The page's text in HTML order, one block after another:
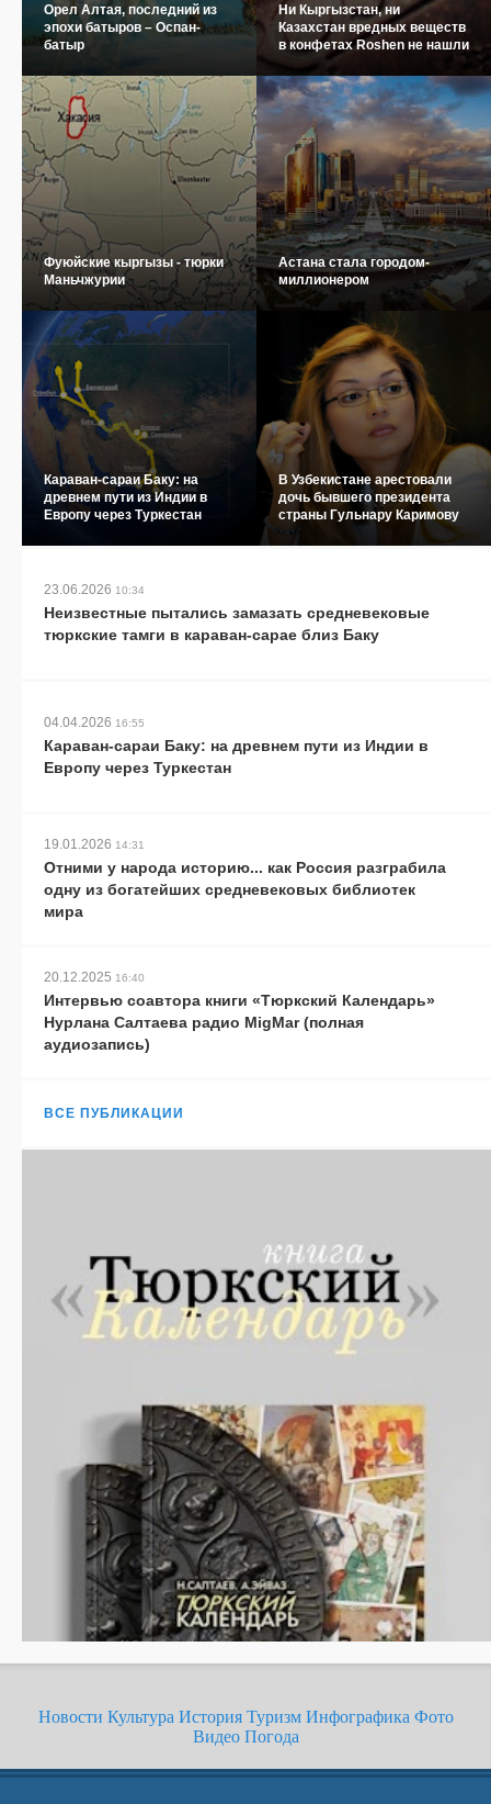
Орел Алтая, последний из
эпохи батыров – Оспан-
батыр
Ни Кыргызстан, ни
Казахстан вредных веществ
в конфетах Roshen не нашли
Фуюйские кыргызы - тюрки
Маньчжурии
Астана стала городом-
миллионером
Караван-сараи Баку: на
древнем пути из Индии в
Европу через Туркестан
В Узбекистане арестовали
дочь бывшего президента
страны Гульнару Каримову
23.06.2026 10:34
Неизвестные пытались замазать средневековые
тюркские тамги в караван-сарае близ Баку
04.04.2026 16:55
Караван-сараи Баку: на древнем пути из Индии в
Европу через Туркестан
19.01.2026 14:31
Отними у народа историю... как Россия разграбила
одну из богатейших средневековых библиотек
мира
20.12.2025 16:40
Интервью соавтора книги «Тюркский Календарь»
Нурлана Салтаева радио MigMar (полная
аудиозапись)
ВСЕ ПУБЛИКАЦИИ
Новости Культура История Туризм Инфографика Фото
Видео Погода